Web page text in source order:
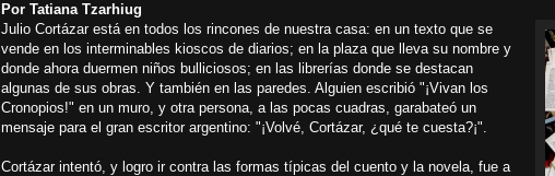
Por Tatiana Tzarhiug
Julio Cortázar está en todos los rincones de nuestra casa: en un texto que se
vende en los interminables kioscos de diarios; en la plaza que lleva su nombre y
donde ahora duermen niños bulliciosos; en las librerías donde se destacan
algunas de sus obras. Y también en las paredes. Alguien escribió "¡Vivan los
Cronopios!" en un muro, y otra persona, a las pocas cuadras, garabateó un
mensaje para el gran escritor argentino: "¡Volvé, Cortázar, ¿qué te cuesta?¡".
Cortázar intentó, y logro ir contra las formas típicas del cuento y la novela, fue a